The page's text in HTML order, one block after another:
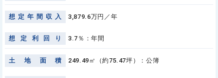
想 定 年 間 収 入 3,879.6万円／年
想 定 利 回 り 3.7％：年間
土 地 面 積 249.49㎡（約75.47坪）：公簿